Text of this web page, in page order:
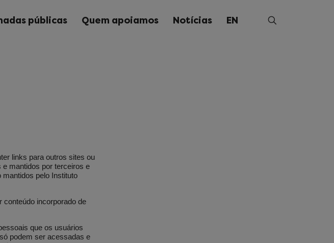
públicas Quem apoiamos Notícias EN
links para outros sites ou
mantidos por terceiros e
mantidos pelo Instituto
conteúdo incorporado de
que os usuários
podem ser acessadas e